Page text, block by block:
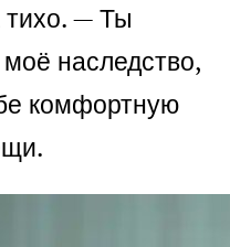
— Ты
наследство,
комфортную